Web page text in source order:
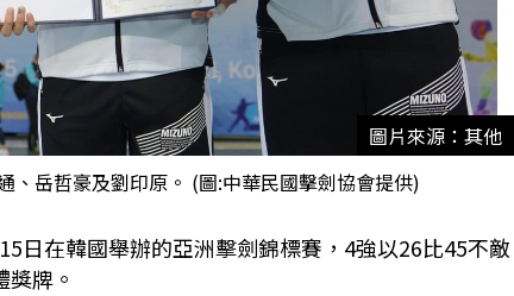
圖片來源：其他
、岳哲豪及劉印原。 (圖:中華民國擊劍協會提供)
日在韓國舉辦的亞洲擊劍錦標賽，4強以26比45不敵
牌。